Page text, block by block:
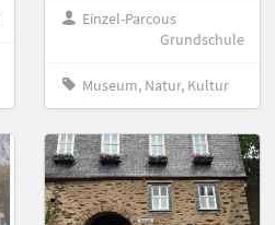
Einzel-Parcous
Grundschule
Museum, Natur, Kultur